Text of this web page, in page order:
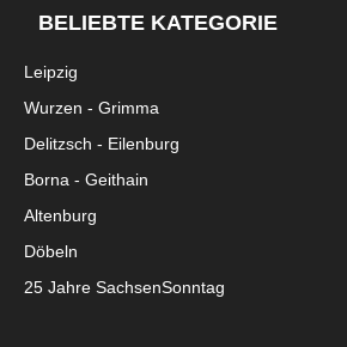
BELIEBTE KATEGORIE
Leipzig
Wurzen - Grimma
Delitzsch - Eilenburg
Borna - Geithain
Altenburg
Döbeln
25 Jahre SachsenSonntag